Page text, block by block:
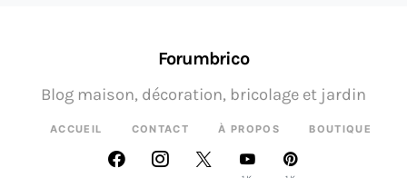
Forumbrico
ACCUEIL CONTACT À PROPOS BOUTIQUE
Blog maison, décoration, bricolage et jardin